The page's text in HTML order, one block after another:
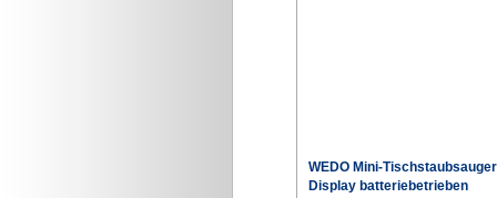
WEDO Mini-
Display batteriebetrieben